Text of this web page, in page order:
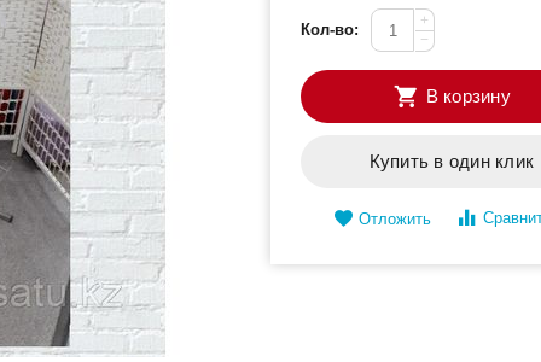
Кол-во:
+
−
В корзину
Купить в один клик
Отложить